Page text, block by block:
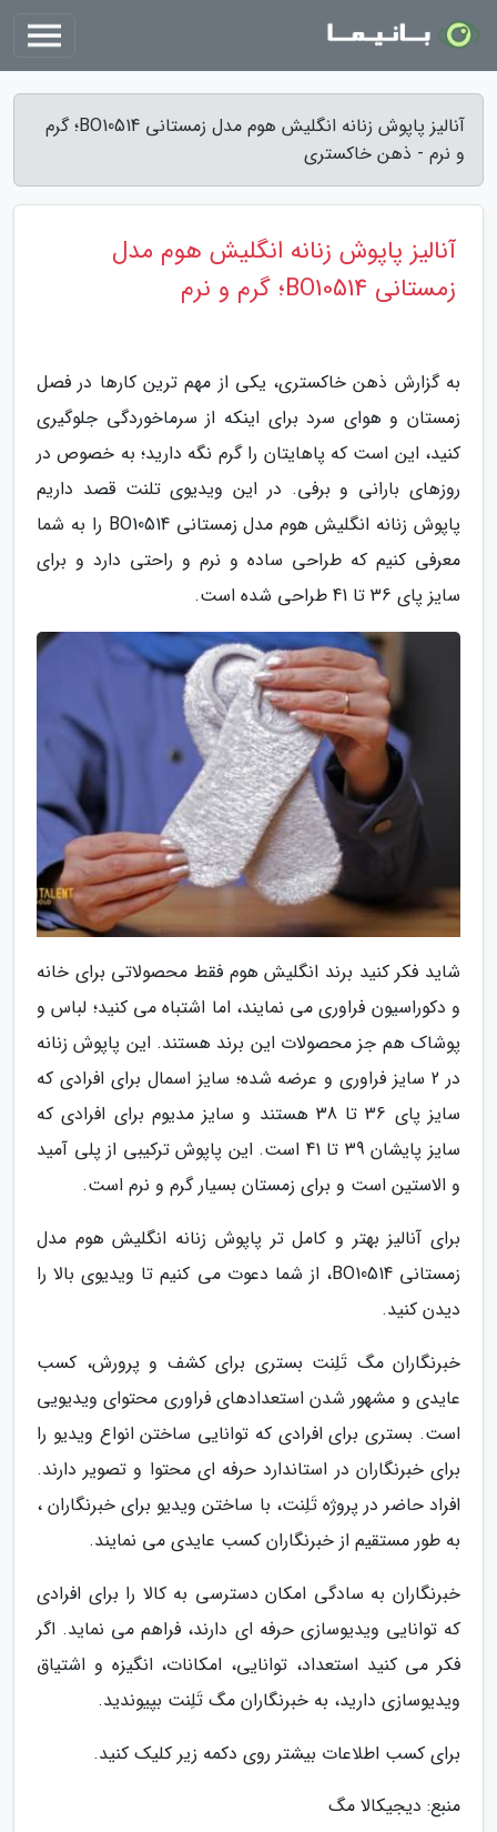
آنالیز پاپوش زنانه انگلیش هوم مدل زمستانی BO10514؛ گرم
و نرم - ذهن خاکستری
آنالیز پاپوش زنانه انگلیش هوم مدل
زمستانی BO10514؛ گرم و نرم
به گزارش ذهن خاکستری، یکی از مهم ترین کارها در فصل
زمستان و هوای سرد برای اینکه از سرماخوردگی جلوگیری
کنید، این است که پاهایتان را گرم نگه دارید؛ به خصوص در
روزهای بارانی و برفی. در این ویدیوی تلنت قصد داریم
پاپوش زنانه انگلیش هوم مدل زمستانی BO10514 را به شما
معرفی کنیم که طراحی ساده و نرم و راحتی دارد و برای
سایز پای 36 تا 41 طراحی شده است.
شاید فکر کنید برند انگلیش هوم فقط محصولاتی برای خانه
و دکوراسیون فراوری می نمایند، اما اشتباه می کنید؛ لباس و
پوشاک هم جز محصولات این برند هستند. این پاپوش زنانه
در 2 سایز فراوری و عرضه شده؛ سایز اسمال برای افرادی که
سایز پای 36 تا 38 هستند و سایز مدیوم برای افرادی که
سایز پایشان 39 تا 41 است. این پاپوش ترکیبی از پلی آمید
و الاستین است و برای زمستان بسیار گرم و نرم است.
برای آنالیز بهتر و کامل تر پاپوش زنانه انگلیش هوم مدل
زمستانی BO10514، از شما دعوت می کنیم تا ویدیوی بالا را
دیدن کنید.
خبرنگاران مگ تَلِنت بستری برای کشف و پرورش، کسب
عایدی و مشهور شدن استعدادهای فراوری محتوای ویدیویی
است. بستری برای افرادی که توانایی ساختن انواع ویدیو را
برای خبرنگاران در استاندارد حرفه ای محتوا و تصویر دارند.
افراد حاضر در پروژه تَلِنت، با ساختن ویدیو برای خبرنگاران ،
به طور مستقیم از خبرنگاران کسب عایدی می نمایند.
خبرنگاران به سادگی امکان دسترسی به کالا را برای افرادی
که توانایی ویدیوسازی حرفه ای دارند، فراهم می نماید. اگر
فکر می کنید استعداد، توانایی، امکانات، انگیزه و اشتیاق
ویدیوسازی دارید، به خبرنگاران مگ تَلِنت بپیوندید.
برای کسب اطلاعات بیشتر روی دکمه زیر کلیک کنید.
منبع: دیجیکالا مگ